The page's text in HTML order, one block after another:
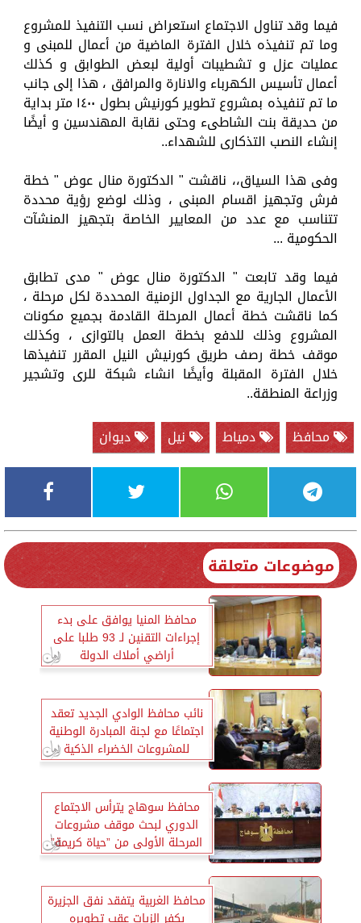
فيما وقد تناول الاجتماع استعراض نسب التنفيذ للمشروع
وما تم تنفيذه خلال الفترة الماضية من أعمال للمبنى و
عمليات عزل و تشطيبات أولية لبعض الطوابق و كذلك
أعمال تأسيس الكهرباء والانارة والمرافق ، هذا إلى جانب
ما تم تنفيذه بمشروع تطوير كورنيش بطول ١٤٠٠ متر بداية
من حديقة بنت الشاطىء وحتى نقابة المهندسين و أيضًا
إنشاء النصب التذكارى للشهداء..
وفى هذا السياق،، ناقشت " الدكتورة منال عوض " خطة
فرش وتجهيز اقسام المبنى ، وذلك لوضع رؤية محددة
تتناسب مع عدد من المعايير الخاصة بتجهيز المنشآت
الحكومية ...
فيما وقد تابعت " الدكتورة منال عوض " مدى تطابق
الأعمال الجارية مع الجداول الزمنية المحددة لكل مرحلة ،
كما ناقشت خطة أعمال المرحلة القادمة بجميع مكونات
المشروع وذلك للدفع بخطة العمل بالتوازى ، وكذلك
موقف خطة رصف طريق كورنيش النيل المقرر تنفيذها
خلال الفترة المقبلة وأيضًا انشاء شبكة للرى وتشجير
وزراعة المنطقة..
محافظ
دمياط نيل ديوان
موضوعات متعلقة
محافظ المنيا يوافق على بدء
إجراءات التقنين لـ 93 طلبا على
أراضي أملاك الدولة
نائب محافظ الوادي الجديد تعقد
اجتماعًا مع لجنة المبادرة الوطنية
للمشروعات الخضراء الذكية
محافظ سوهاج يترأس الاجتماع
الدوري لبحث موقف مشروعات
المرحلة الأولى من ”حياة كريمة”
محافظ الغربية يتفقد نفق الجزيرة
بكفر الزيات عقب تطويره